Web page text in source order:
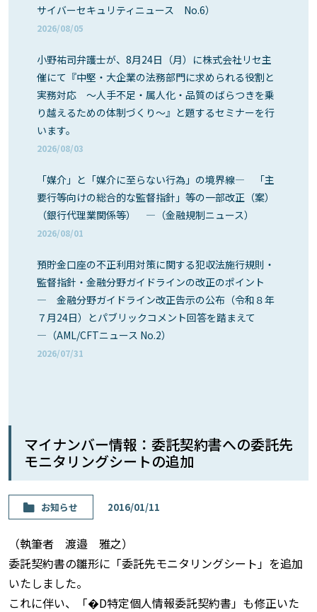
サイバーセキュリティニュース No.6）
2026/08/05
小野祐司弁護士が、8月24日（月）に株式会社リセ主
催にて『中堅・大企業の法務部門に求められる役割と
実務対応 ～人手不足・属人化・品質のばらつきを乗
り越えるための体制づくり～』と題するセミナーを行
います。
2026/08/03
「媒介」と「媒介に至らない行為」の境界線― 「主
要行等向けの総合的な監督指針」等の一部改正（案）
（銀行代理業関係等） ―（金融規制ニュース）
2026/08/01
預貯金口座の不正利用対策に関する犯収法施行規則・
監督指針・金融分野ガイドラインの改正のポイント
― 金融分野ガイドライン改正告示の公布（令和８年
７月24日）とパブリックコメント回答を踏まえて
―（AML/CFTニュース No.2）
2026/07/31
マイナンバー情報：委託契約書への委託先
モニタリングシートの追加
お知らせ 2016/01/11
（執筆者 渡邉 雅之）
委託契約書の雛形に「委託先モニタリングシート」を追加
いたしました。
これに伴い、「�D特定個人情報委託契約書」も修正いた